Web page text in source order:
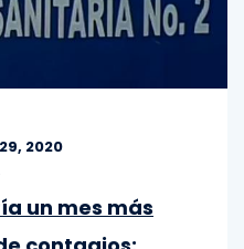
2020
un mes más